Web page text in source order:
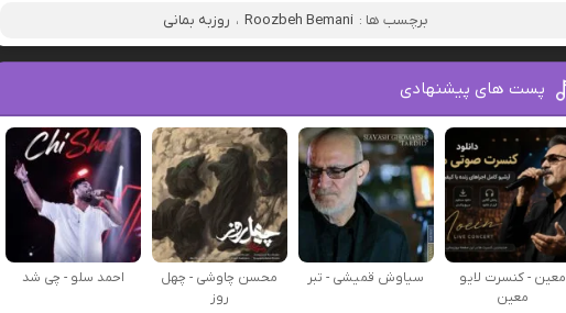
برچسب ها : Roozbeh Bemani ، روزبه بمانی
پست های پیشنهادی
معین - کنسرت لایو
معین
سیاوش قمیشی - تبر
محسن چاوشی - چهل
روز
احمد سلو - چی شد